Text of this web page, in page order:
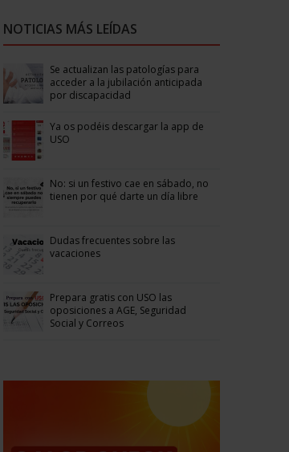
NOTICIAS MÁS LEÍDAS
Se actualizan las patologías para
acceder a la jubilación anticipada
por discapacidad
Ya os podéis descargar la app de
USO
No: si un festivo cae en sábado, no
tienen por qué darte un día libre
Dudas frecuentes sobre las
vacaciones
Prepara gratis con USO las
oposiciones a AGE, Seguridad
Social y Correos